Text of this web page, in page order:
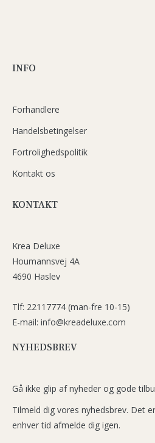
INFO
Forhandlere
Handelsbetingelser
Fortrolighedspolitik
Kontakt os
KONTAKT
Krea Deluxe
Houmannsvej 4A
4690 Haslev
Tlf: 22117774 (man-fre 10-15)
E-mail: info@kreadeluxe.com
NYHEDSBREV
Gå ikke glip af nyheder og gode
Tilmeld dig vores nyhedsbrev. Det
enhver tid afmelde dig igen.